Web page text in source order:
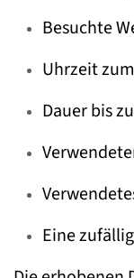
Besuchte
Uhrzeit
Dauer bis
Eine